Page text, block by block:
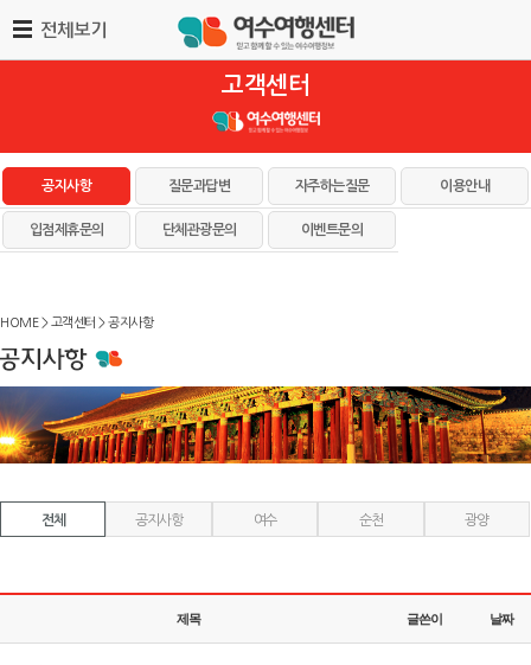
고객센터
공지사항 질문과답변 자주하는질문 이용안내
입점제휴문의 단체관광문의 이벤트문의
HOME > 고객센터 > 공지사항
전체 공지사항 여수 순천 광양
제목 글쓴이 날짜